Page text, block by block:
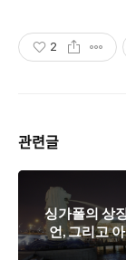
2
관련글
싱가폴의 상
언, 그리고
이언?